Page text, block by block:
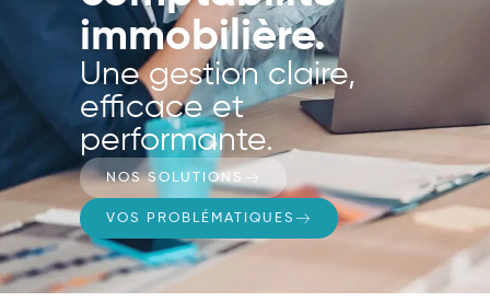
immobilière.
Une gestion claire,
efficace et
performante.
NOS SOLUTIONS
VOS PROBLÉMATIQUES